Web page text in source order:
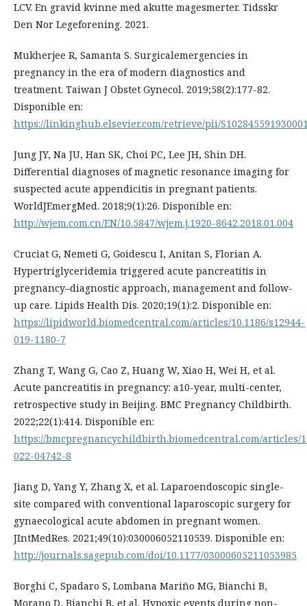
LCV. En gravid kvinne med akutte magesmerter. Tidsskr
Den Nor Legeforening. 2021.
Mukherjee R, Samanta S. Surgicalemergencies in
pregnancy in the era of modern diagnostics and
treatment. Taiwan J Obstet Gynecol. 2019;58(2):177-82.
Disponible en:
https://linkinghub.elsevier.com/retrieve/pii/
Jung JY, Na JU, Han SK, Choi PC, Lee JH, Shin DH.
Differential diagnoses of magnetic resonance imaging for
suspected acute appendicitis in pregnant patients.
WorldJEmergMed. 2018;9(1):26. Disponible en:
http://wjem.com.cn/EN/10.5847/wjem.j.1920-8642.2018.01.004
Cruciat G, Nemeti G, Goidescu I, Anitan S, Florian A.
Hypertriglyceridemia triggered acute pancreatitis in
pregnancy–diagnostic approach, management and follow-
up care. Lipids Health Dis. 2020;19(1):2. Disponible en:
https://lipidworld.biomedcentral.com/articles/10.1186/s12944-
019-1180-7
Zhang T, Wang G, Cao Z, Huang W, Xiao H, Wei H, et al.
Acute pancreatitis in pregnancy: a10-year, multi-center,
retrospective study in Beijing. BMC Pregnancy Childbirth.
2022;22(1):414. Disponible en:
https://bmcpregnancychildbirth.biomedcentral.com/articles/
022-04742-8
Jiang D, Yang Y, Zhang X, et al. Laparoendoscopic single-
site compared with conventional laparoscopic surgery for
gynaecological acute abdomen in pregnant women.
JIntMedRes. 2021;49(10):030006052110539. Disponible en:
http://journals.sagepub.com/doi/10.1177/03000605211053985
Borghi C, Spadaro S, Lombana Mariño MG, Bianchi B,
Morano D, Bianchi B, et al. Hypoxic events during non-